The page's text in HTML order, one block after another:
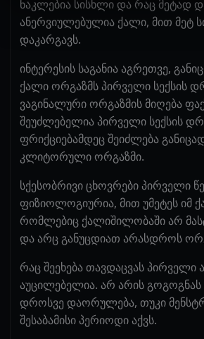
ნაკლებია სისხლი და რაც მეტად
ანერვიულებულია ქალი, მით მეტ
დაკარგავს.
ინტერესის საგანია აგრეთვე,
ქალი ორგაზმს პირველი სექსის
ვაგინალური ორგაზმის მიღება
შეუძლებელია პირველი სექსის
ფრიქციებამდეც შეიძლება
კლიტორული ორგაზმი.
სქესობრივი ცხოვრები პირველი
ფიზიოლოგიურია, მით უმეტეს იმ
რომლებიც ქალიშილობაში არ
და არც განუცდიათ არასდროს
რაც შეეხება თავდაცვას პირველი
აუცილებელია. არ არის გოგოგნას
დროსვე დაორულება, თუკი
შესაბამისი პერიოდი აქვს.